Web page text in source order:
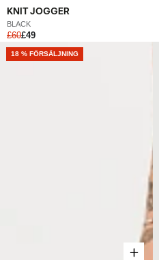
KNIT JOGGER
BLACK
£60£49
NEW
18 % FÖRSÄLJNING